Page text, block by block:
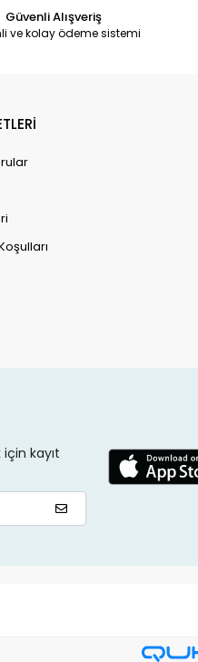
Güvenli Alışveriş
ve kolay ödeme sistemi
kayıt